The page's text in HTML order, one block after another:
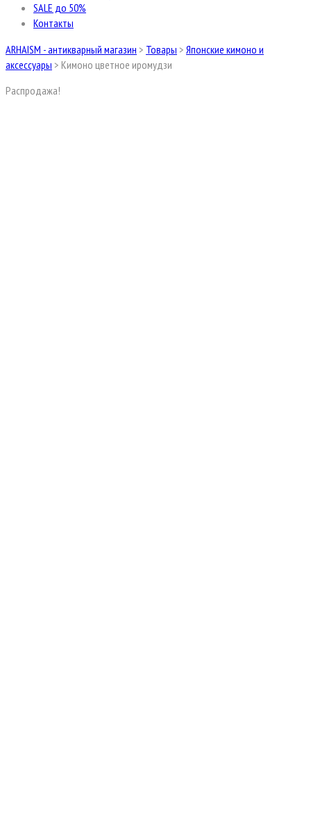
SALE до 50%
Контакты
ARHAISM - антикварный магазин > Товары > Японские кимоно и
аксессуары > Кимоно цветное иромудзи
Распродажа!